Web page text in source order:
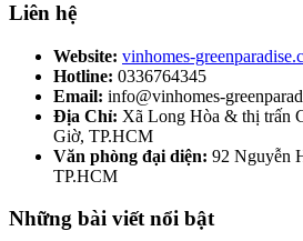
Liên hệ
Website: vinhomes-
Hotline: 0336764345
Email: info@vinhomes-
Địa Chỉ: Xã Long Hòa & thị trấn
Giờ, TP.HCM
Văn phòng đại diện: 92 Nguyễn
TP.HCM
Những bài viết nổi bật